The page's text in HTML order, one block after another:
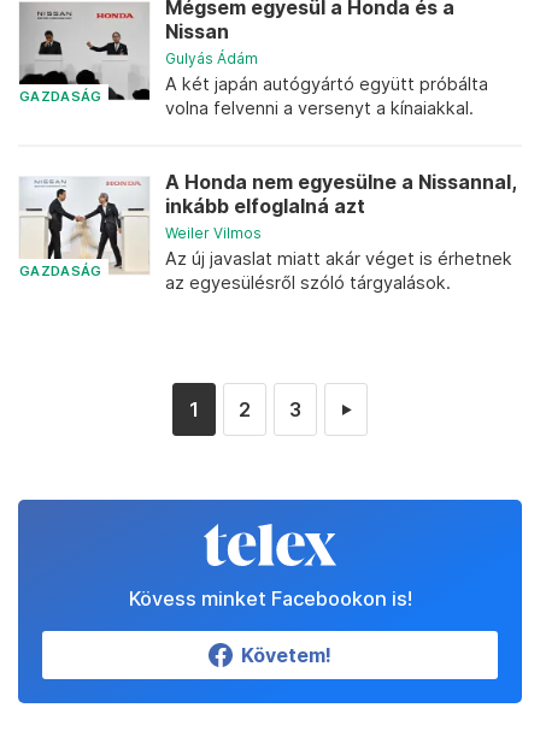
GAZDASÁG
Mégsem egyesül a Honda és a
Nissan
Gulyás Ádám
A két japán autógyártó együtt próbálta
volna felvenni a versenyt a kínaiakkal.
GAZDASÁG
A Honda nem egyesülne a Nissannal,
inkább elfoglalná azt
Weiler Vilmos
Az új javaslat miatt akár véget is érhetnek
az egyesülésről szóló tárgyalások.
1 2 3 ►
Kövess minket Facebookon is!
Követem!